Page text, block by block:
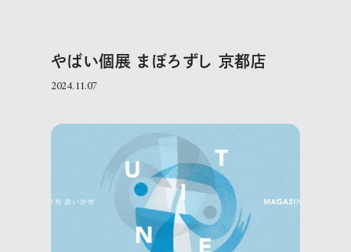
やばい個展 まぼろずし 京都店
2024.11.07